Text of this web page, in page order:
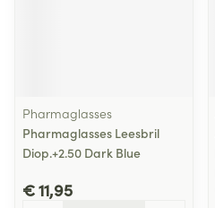
Pharmaglasses
Pharmaglasses Leesbril
Diop.+2.50 Dark Blue
€ 11,95